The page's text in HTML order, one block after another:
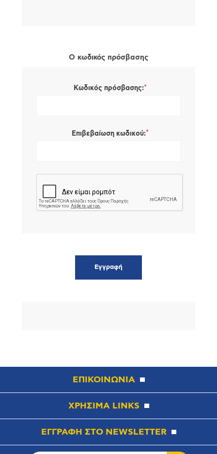
Ο κωδικός πρόσβασης
Κωδικός πρόσβασης:*
Επιβεβαίωση κωδικού:*
ΕΠΙΚΟΙΝΩΝΙΑ
ΧΡΗΣΙΜΑ LINKS
ΕΓΓΡΑΦΗ ΣΤΟ NEWSLETTER